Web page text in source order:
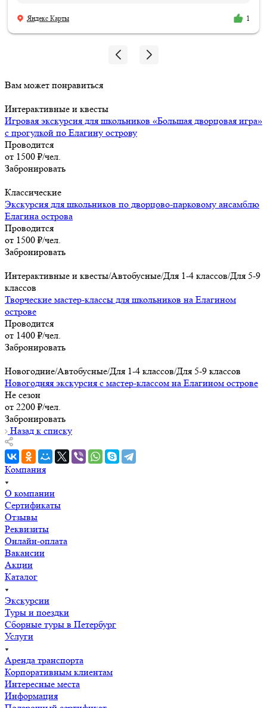
впечатления, и память, которые останутся навсегда.
Мой сын знает теперь, где совершил подвиг и погиб его
Яндекс Карты 1
Вам может понравиться
Интерактивные и квесты
Игровая экскурсия для школьников «Большая дворцовая игра»
с прогулкой по Елагину острову
Проводится
от 1500 ₽/чел.
Забронировать
Классические
Экскурсия для школьников по дворцово-парковому ансамблю
Елагина острова
Проводится
от 1500 ₽/чел.
Забронировать
Интерактивные и квесты/Автобусные/Для 1-4 классов/Для 5-9
классов
Творческие мастер-классы для школьников на Елагином
острове
Проводится
от 1400 ₽/чел.
Забронировать
Новогодние/Автобусные/Для 1-4 классов/Для 5-9 классов
Новогодняя экскурсия с мастер-классом на Елагином острове
Не сезон
от 2200 ₽/чел.
Забронировать
Назад к списку
Компания
О компании
Сертификаты
Отзывы
Реквизиты
Онлайн-оплата
Вакансии
Акции
Каталог
Экскурсии
Туры и поездки
Сборные туры в Петербург
Услуги
Аренда транспорта
Корпоративным клиентам
Интересные места
Информация